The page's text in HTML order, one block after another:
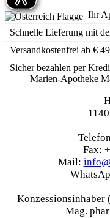
Ihr
Schnelle Lieferung mit
Versandkostenfrei ab €
Sicher bezahlen per
Marien-Apotheke
Fax:
Mail:
Konzessionsinhaber
Mag.